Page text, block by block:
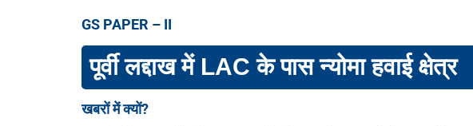
GS PAPER – II
पूर्वी लद्दाख में LAC के पास न्योमा हवाई क्षेत्र
खबरों में क्यों?